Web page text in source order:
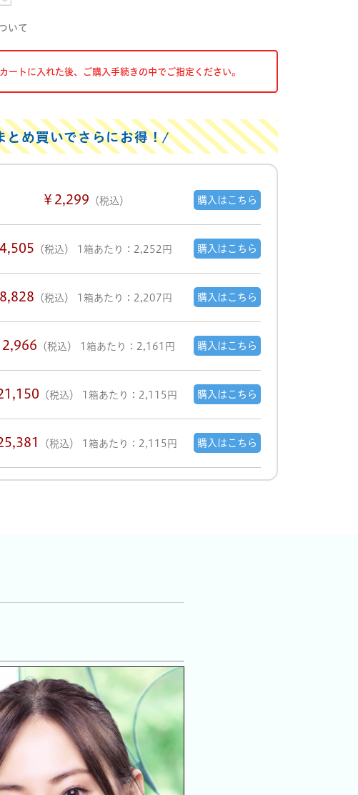
いて
ートに入れた後、ご購入手続きの中でご指定ください。
とめ買いでさらにお得！
￥2,299 （税込） 購入はこちら
（税込） 1箱あたり：2,252円 購入はこちら
（税込） 1箱あたり：2,207円 購入はこちら
（税込） 1箱あたり：2,161円 購入はこちら
（税込） 1箱あたり：2,115円 購入はこちら
（税込） 1箱あたり：2,115円 購入はこちら